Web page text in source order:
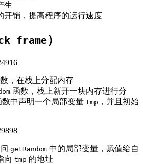
生
开销，提高程序的运行速度
frame）
，在栈上分配内存
函数，栈上新开一块内存进行分
数中声明一个局部变量 tmp ，并且初始
getRandom 中的局部变量，赋值给自
向 tmp 的地址